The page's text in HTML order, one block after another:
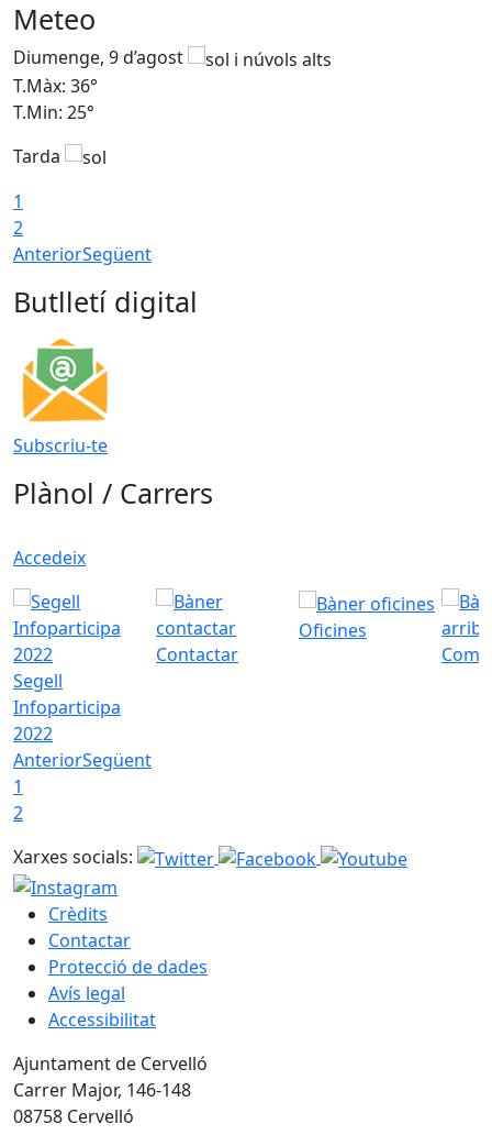
Meteo
Diumenge, 9 d’agost
T.Màx: 36°
T.Min: 25°
Tarda
1
2
AnteriorSegüent
Butlletí digital
Subscriu-te
Plànol / Carrers
Accedeix
Segell
Infoparticipa
2022
Contactar
Oficines
Com
AnteriorSegüent
1
2
Xarxes socials:
Crèdits
Contactar
Protecció de dades
Avís legal
Accessibilitat
Ajuntament de Cervelló
Carrer Major, 146-148
08758 Cervelló